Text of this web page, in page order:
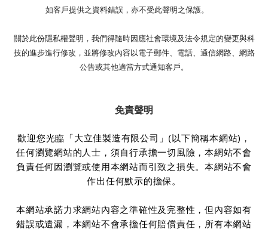
如客戶提供之資料錯誤，亦不受此聲明之保護。
關於此份隱私權聲明，我們得隨時因應社會環境及法令規定的變更與科
技的進步進行修改，並將修改內容以電子郵件、電話、通信網路、網路
公告或其他適當方式通知客戶。
免責聲明
歡迎您光臨「大立佳製造有限公司」(以下簡稱本網站)，
任何瀏覽網站的人士，須自行承擔一切風險，本網站不會
負責任何因瀏覽或使用本網站而引致之損失。本網站不會
作出任何默示的擔保。
本網站承諾力求網站內容之準確性及完整性，但內容如有
錯誤或遺漏，本網站不會承擔任何賠償責任，所有本網站